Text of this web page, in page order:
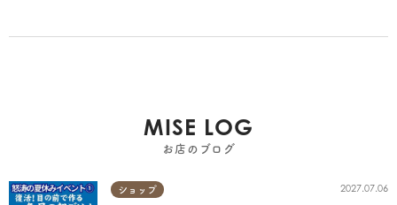
MISE LOG
お店のブログ
ショップ 2027.07.06